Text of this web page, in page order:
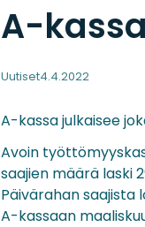
A-
Uutiset4.4.2022
A-kassa julkaisee
Avoin
saajien määrä laski
Päivärahan saajista
A-kassaan